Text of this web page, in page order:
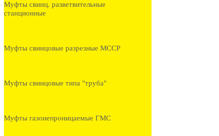
Муфты свинц. разветвительные
станционные
Муфты свинцовые разрезные МССР
Муфты свинцовые типа "труба"
Муфты газонепроницаемые ГМС